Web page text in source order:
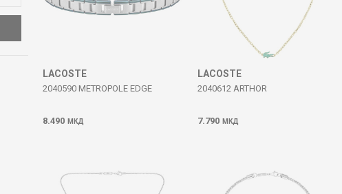
LACOSTE
2040590 METROPOLE EDGE
8.490 МКД
LACOSTE
2040612 ARTHOR
7.790 МКД